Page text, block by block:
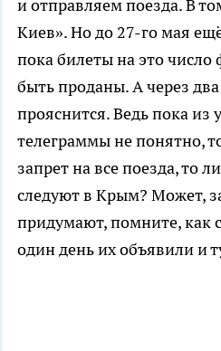
и отправляем поезда. В
Киев». Но до 27-го мая
пока билеты на это число
быть проданы. А через
прояснится. Ведь пока из
телеграммы не понятно,
запрет на все поезда, то
следуют в Крым? Может,
придумают, помните, как
один день их объявили и